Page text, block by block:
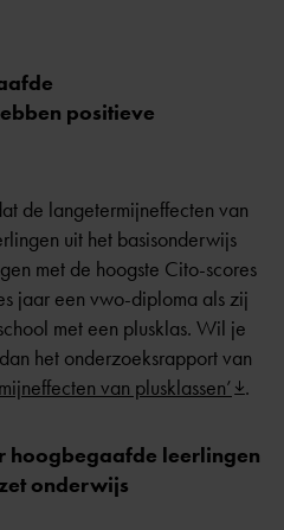
positieve
de langetermijneffecten van
uit het basisonderwijs
met de hoogste Cito-scores
jaar een vwo-diploma als zij
met een plusklas. Wil je
het onderzoeksrapport van
van plusklassen’ .
hoogbegaafde leerlingen
onderwijs